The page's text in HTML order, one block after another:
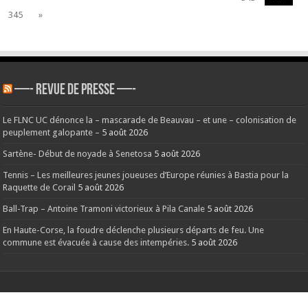
345
»
—- REVUE DE PRESSE —-
Le FLNC UC dénonce la – mascarade de Beauvau – et une – colonisation de
peuplement galopante – 5 août 2026
Sartène- Début de noyade à Senetosa 5 août 2026
Tennis – Les meilleures jeunes joueuses d’Europe réunies à Bastia pour la
Raquette de Corail 5 août 2026
Ball-Trap – Antoine Tramoni victorieux à Pila Canale 5 août 2026
En Haute-Corse, la foudre déclenche plusieurs départs de feu. Une
commune est évacuée à cause des intempéries. 5 août 2026